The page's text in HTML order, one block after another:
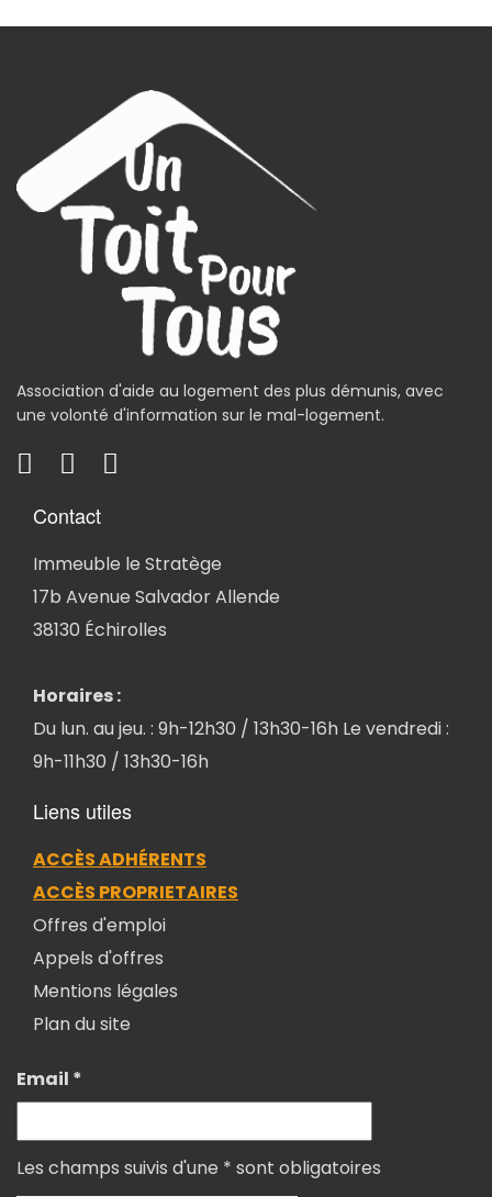
Association d'aide au logement des plus démunis, avec
une volonté d'information sur le mal-logement.
Contact
Immeuble le Stratège
17b Avenue Salvador Allende
38130 Échirolles
Horaires :
Du lun. au jeu. : 9h-12h30 / 13h30-16h Le vendredi :
9h-11h30 / 13h30-16h
Liens utiles
ACCÈS ADHÉRENTS
ACCÈS PROPRIETAIRES
Offres d'emploi
Appels d'offres
Mentions légales
Plan du site
Email *
Les champs suivis d'une * sont obligatoires